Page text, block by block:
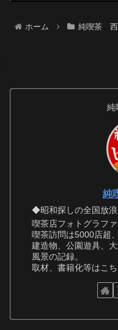
ホーム 純喫茶 西
純
純
◆昭和探しの全国放
喫茶店フォトグラファ
喫茶訪問は5000店超
建造物、公園遊具、
風景の記録。
取材、書籍化等はこ